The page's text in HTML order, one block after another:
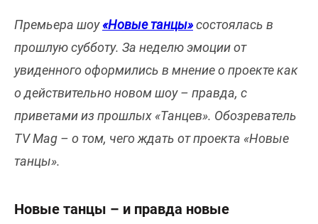
Премьера шоу«Новые танцы»состоялась в
прошлую субботу. За неделю эмоции от
увиденного оформились в мнение о проекте как
о действительно новом шоу – правда, с
приветами из прошлых «Танцев». Обозреватель
TV Mag – о том, чего ждать от проекта «Новые
танцы».
Новые танцы – и правда новые